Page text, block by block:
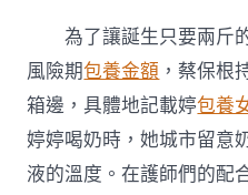
為了讓誕生只要兩斤
風險期包養金額 ，蔡保根
箱邊，具體地記載婷包養
婷婷喝奶時，她城市留意
液的溫度。在護師們的配